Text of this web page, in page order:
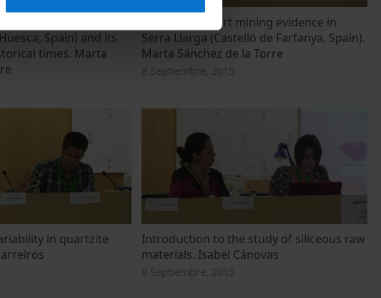
Spain) and its
times. Marta
Prehistoric chert mining evidence in
Serra Llarga (Castelló de Farfanya, Spain).
Marta Sánchez de la Torre
8 Septiembre, 2015
in quartzite
Introduction to the study of siliceous raw
materials. Isabel Cánovas
8 Septiembre, 2015